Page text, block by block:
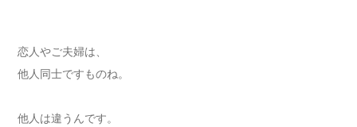
恋人やご夫婦は、
他人同士ですものね。
他人は違うんです。